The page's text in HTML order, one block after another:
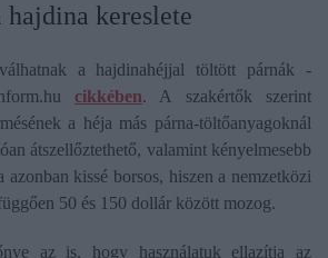
kereslete
a hajdinahéjjal töltött párnák -
cikkében. A szakértők szerint
a héja más párna-töltőanyagoknál
átszellőztethető, valamint kényelmesebb
kissé borsos, hiszen a nemzetközi
50 és 150 dollár között mozog.
az is, hogy használatuk ellazítja az